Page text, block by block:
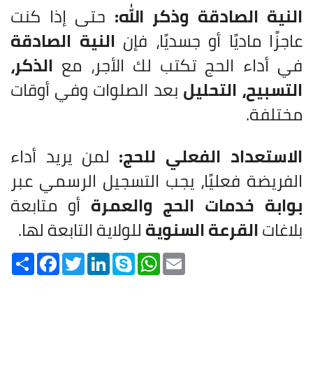
النية الصادقة وذكر الله: حتى إذا كنت
عاجزًا ماديًا أو جسديًا، فإن النية الصادقة
في أداء الحج تكتب لك الأجر، مع الذكر،
التسبيح، التحليل بعد الصلوات وفي أوقات
مختلفة.
الاستعداد الفعلي للحج: لمن يريد أداء
الفريضة فعليًا، يجب التسجيل الرسمي عبر
بوابة خدمات الحج والعمرة أو متابعة
بلاغاتالقرعة السنويةللولاية التابعة لها.
Share FacebookTwitterLinkedInSkype WhatsApp